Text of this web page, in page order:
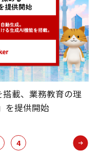
載、業務教育の理
を提供開始
4